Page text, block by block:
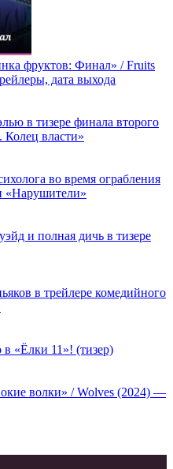
фруктов: Финал» / Fruits
дата выхода
в тизере финала второго
Колец власти»
во время ограбления
«Нарушители»
и полная дичь в тизере
в трейлере комедийного
«Ёлки 11»! (тизер)
волки» / Wolves (2024) —